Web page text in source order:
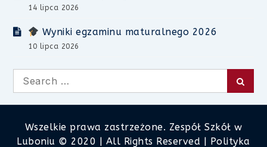
14 lipca 2026
Wyniki egzaminu maturalnego 2026
10 lipca 2026
Search
for:
Wszelkie prawa zastrzeżone. Zespół Szkół w
Luboniu © 2020 | All Rights Reserved |
Polityka